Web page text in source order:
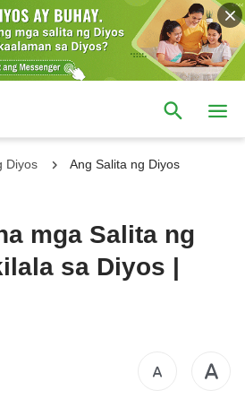
Diyos
Ang Salita ng Diyos
mga Salita ng
sa Diyos |